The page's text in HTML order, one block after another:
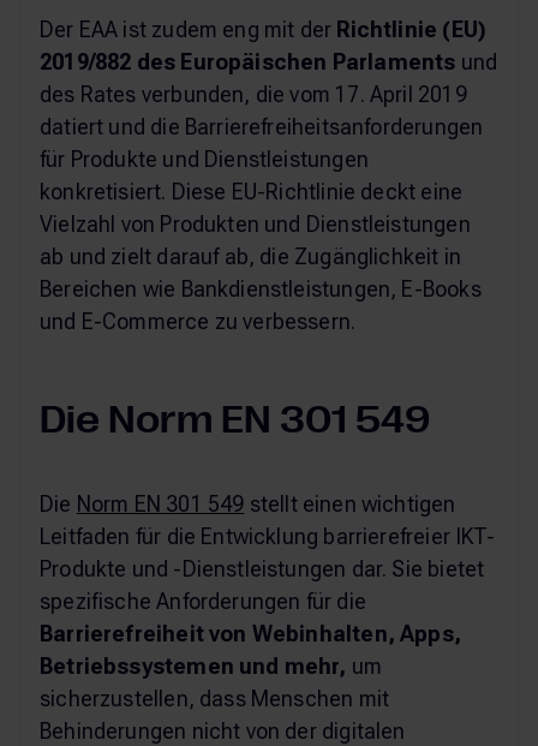
Der EAA ist zudem eng mit der Richtlinie (EU)
2019/882 des Europäischen Parlaments und
des Rates verbunden, die vom 17. April 2019
datiert und die Barrierefreiheitsanforderungen
für Produkte und Dienstleistungen
konkretisiert. Diese EU-Richtlinie deckt eine
Vielzahl von Produkten und Dienstleistungen
ab und zielt darauf ab, die Zugänglichkeit in
Bereichen wie Bankdienstleistungen, E-Books
und E-Commerce zu verbessern.
Die Norm EN 301 549
Die Norm EN 301 549 stellt einen wichtigen
Leitfaden für die Entwicklung barrierefreier IKT-
Produkte und -Dienstleistungen dar. Sie bietet
spezifische Anforderungen für die
Barrierefreiheit von Webinhalten, Apps,
Betriebssystemen und mehr, um
sicherzustellen, dass Menschen mit
Behinderungen nicht von der digitalen